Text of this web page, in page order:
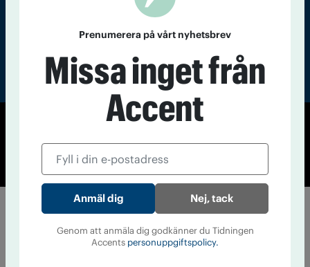
Cookiepolicy
Personuppgiftspolicy
Prenumerera på vårt nyhetsbrev
Missa inget från
Accent
Nej, tack
Genom att anmäla dig godkänner du Tidningen
Accents personuppgiftspolicy.